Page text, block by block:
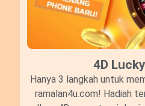
4D
Hanya 3 langkah untuk
ramalan4u.com! Hadiah